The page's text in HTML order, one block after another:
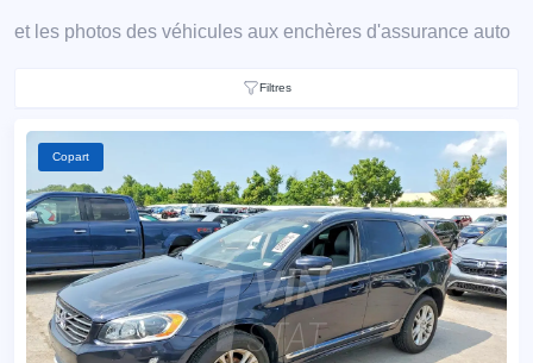
et les photos des véhicules aux enchères d'assurance auto
Filtres
Copart